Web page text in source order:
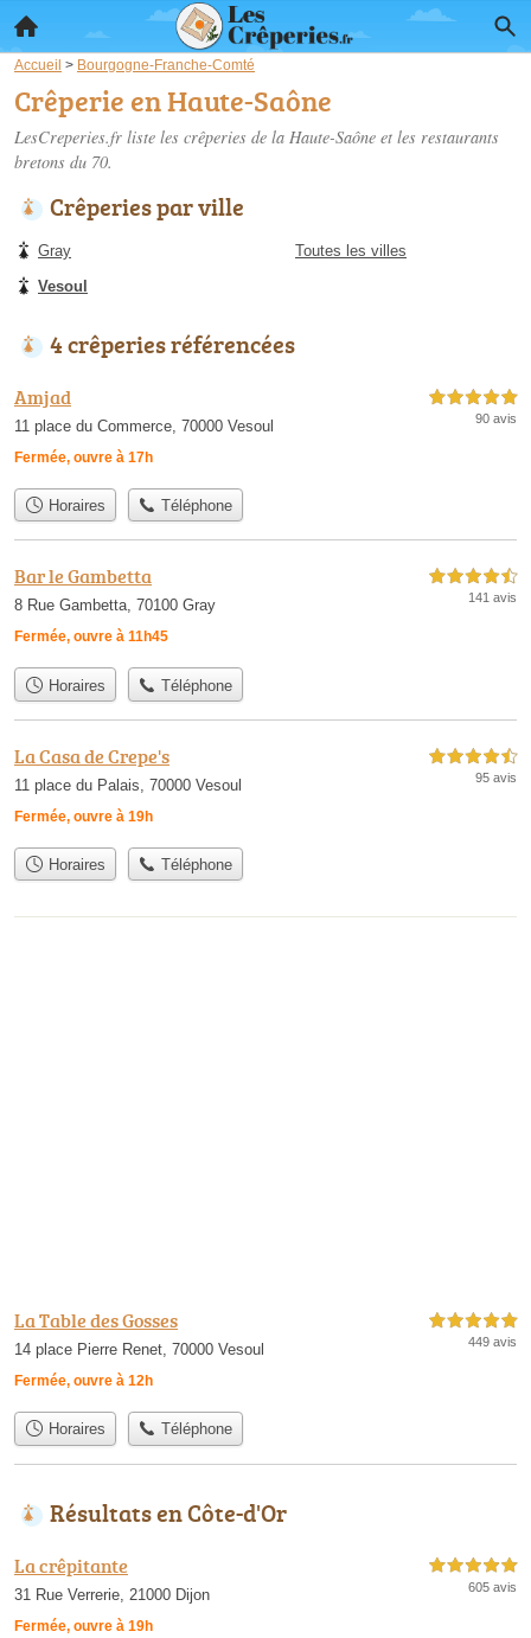
Accueil > Bourgogne-Franche-Comté
Crêperie en Haute-Saône
LesCreperies.fr liste les crêperies de la Haute-Saône et les restaurants
bretons du 70.
Crêperies par ville
Gray
Vesoul
Toutes les villes
4 crêperies référencées
Amjad
11 place du Commerce, 70000 Vesoul
Fermée, ouvre à 17h
5,0 étoiles sur 5
90 avis
Horaires Téléphone
Bar le Gambetta
8 Rue Gambetta, 70100 Gray
Fermée, ouvre à 11h45
4,5 étoiles sur 5
141 avis
Horaires Téléphone
La Casa de Crepe's
11 place du Palais, 70000 Vesoul
Fermée, ouvre à 19h
4,5 étoiles sur 5
95 avis
Horaires Téléphone
La Table des Gosses
14 place Pierre Renet, 70000 Vesoul
Fermée, ouvre à 12h
5,0 étoiles sur 5
449 avis
Horaires Téléphone
Résultats en Côte-d'Or
La crêpitante
31 Rue Verrerie, 21000 Dijon
Fermée, ouvre à 19h
5,0 étoiles sur 5
605 avis